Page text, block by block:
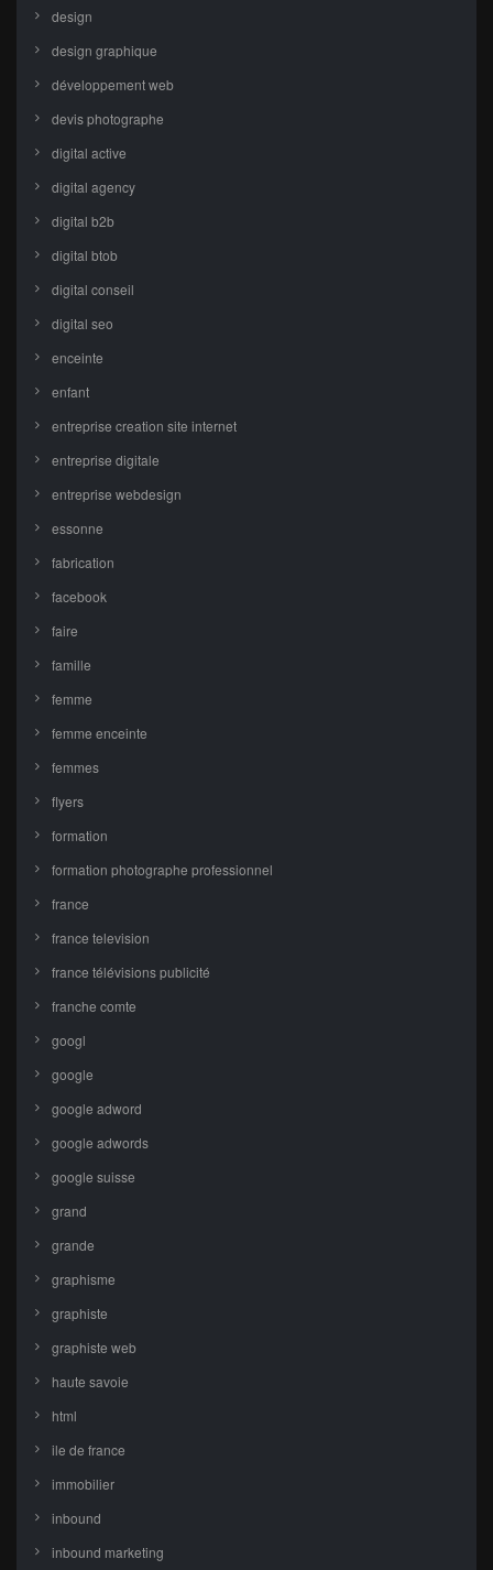
design
design graphique
développement web
devis photographe
digital active
digital agency
digital b2b
digital btob
digital conseil
digital seo
enceinte
enfant
entreprise creation site internet
entreprise digitale
entreprise webdesign
essonne
fabrication
facebook
faire
famille
femme
femme enceinte
femmes
flyers
formation
formation photographe professionnel
france
france television
france télévisions publicité
franche comte
googl
google
google adword
google adwords
google suisse
grand
grande
graphisme
graphiste
graphiste web
haute savoie
html
ile de france
immobilier
inbound
inbound marketing